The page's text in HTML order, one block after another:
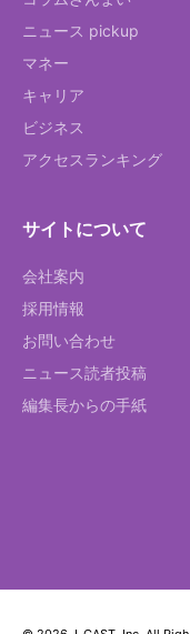
ニュース pickup
マネー
キャリア
ビジネス
アクセスランキング
サイトについて
会社案内
採用情報
お問い合わせ
ニュース読者投稿
編集長からの手紙